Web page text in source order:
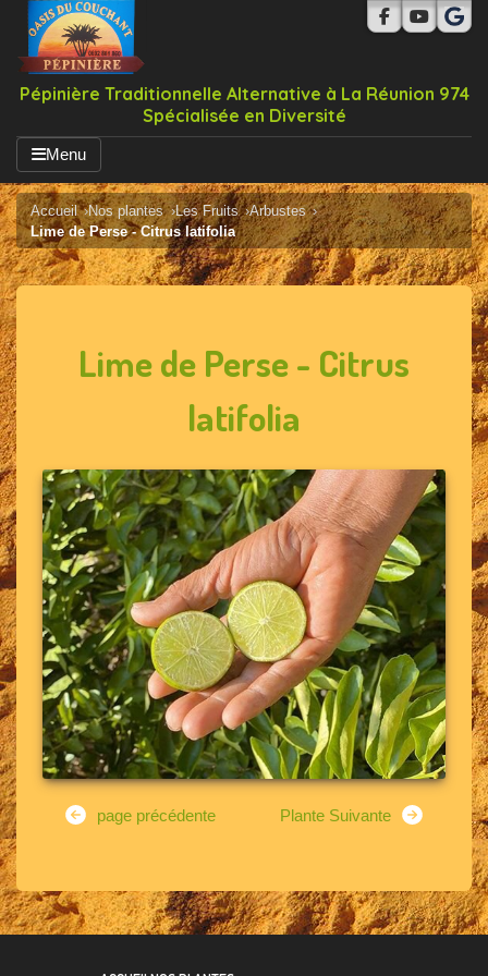
Pépinière Traditionnelle Alternative à La Réunion 974
Spécialisée en Diversité
Menu
Accueil Nos plantes Les Fruits
Arbustes
Lime de Perse - Citrus latifolia
Lime de Perse - Citrus
latifolia
page précédente Plante Suivante